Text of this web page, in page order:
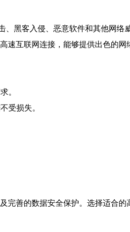
黑客入侵、恶意软件和其他网络威
互联网连接，能够提供出色的网
。
受损失。
善的数据安全保护。选择适合的